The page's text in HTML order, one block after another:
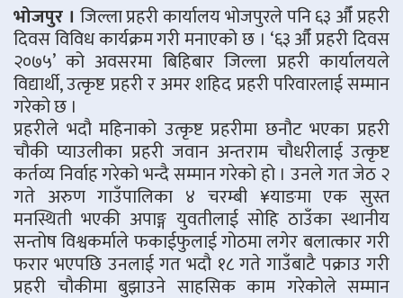
भोजपुर । जिल्ला प्रहरी कार्यालय भोजपुरले पनि ६३ औँ प्रहरी
दिवस विविध कार्यक्रम गरी मनाएको छ । ‘६३ औँ प्रहरी दिवस
२०७५’ को अवसरमा बिहिबार जिल्ला प्रहरी कार्यालयले
विद्यार्थी, उत्कृष्ट प्रहरी र अमर शहिद प्रहरी परिवारलाई सम्मान
गरेको छ ।
प्रहरीले भदौ महिनाको उत्कृष्ट प्रहरीमा छनौट भएका प्रहरी
चौकी प्याउलीका प्रहरी जवान अन्तराम चौधरीलाई उत्कृष्ट
कर्तव्य निर्वाह गरेको भन्दै सम्मान गरेको हो । उनले गत जेठ २
गते अरुण गाउँपालिका ४ चरम्बी ¥याङमा एक सुस्त
मनस्थिती भएकी अपाङ्ग युवतीलाई सोहि ठाउँका स्थानीय
सन्तोष विश्वकर्माले फकाईफुलाई गोठमा लगेर बलात्कार गरी
फरार भएपछि उनलाई गत भदौ १८ गते गाउँबाटै पक्राउ गरी
प्रहरी चौकीमा बुझाउने साहसिक काम गरेकोले सम्मान